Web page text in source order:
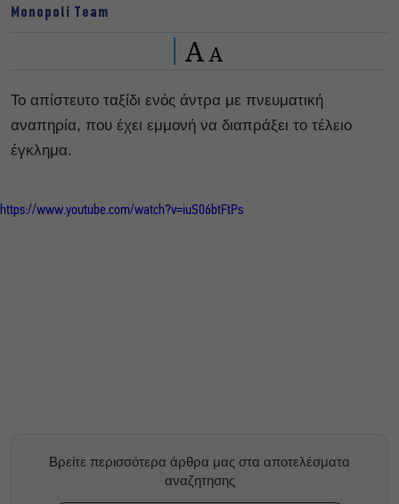
Monopoli Team
A A
Το απίστευτο ταξίδι ενός άντρα με πνευματική
αναπηρία, που έχει εμμονή να διαπράξει το τέλειο
έγκλημα.
https://www.youtube.com/watch?v=iuS06btFtPs
Βρείτε περισσότερα άρθρα μας στα αποτελέσματα
αναζητησης